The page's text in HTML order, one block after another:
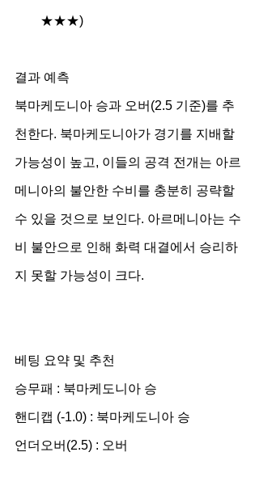
★★★)
결과 예측
북마케도니아 승과 오버(2.5 기준)를 추
천한다. 북마케도니아가 경기를 지배할
가능성이 높고, 이들의 공격 전개는 아르
메니아의 불안한 수비를 충분히 공략할
수 있을 것으로 보인다. 아르메니아는 수
비 불안으로 인해 화력 대결에서 승리하
지 못할 가능성이 크다.
베팅 요약 및 추천
승무패 : 북마케도니아 승
핸디캡 (-1.0) : 북마케도니아 승
언더오버(2.5) : 오버